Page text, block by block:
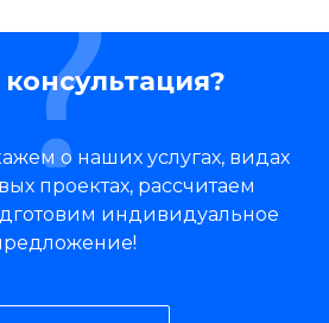
о наших услугах, видах
проектах, рассчитаем
индивидуальное